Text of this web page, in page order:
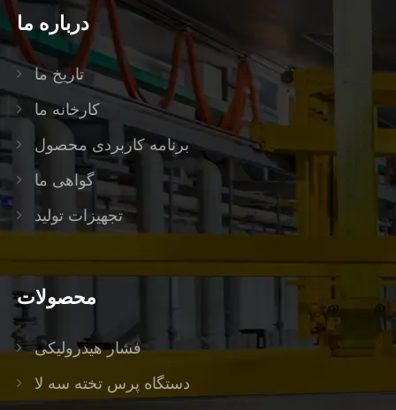
درباره ما
تاریخ ما
کارخانه ما
برنامه کاربردی محصول
گواهی ما
تجهیزات تولید
محصولات
فشار هیدرولیکی
دستگاه پرس تخته سه لا